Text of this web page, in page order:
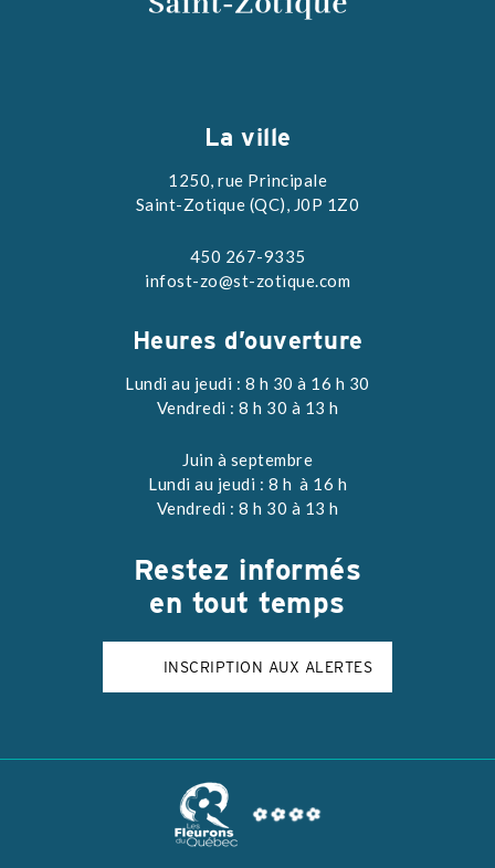
La ville
1250, rue Principale
Saint-Zotique (QC), J0P 1Z0
450 267-9335
infost-zo@st-zotique.com
Heures d’ouverture
Lundi au jeudi : 8 h 30 à 16 h 30
Vendredi : 8 h 30 à 13 h
Juin à septembre
Lundi au jeudi : 8 h à 16 h
Vendredi : 8 h 30 à 13 h
Restez informés
en tout temps
INSCRIPTION AUX ALERTES